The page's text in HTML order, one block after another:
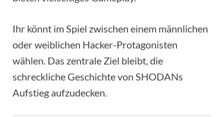
Ihr könnt im Spiel zwischen einem männlichen
oder weiblichen Hacker-Protagonisten
wählen. Das zentrale Ziel bleibt, die
schreckliche Geschichte von SHODANs
Aufstieg aufzudecken.